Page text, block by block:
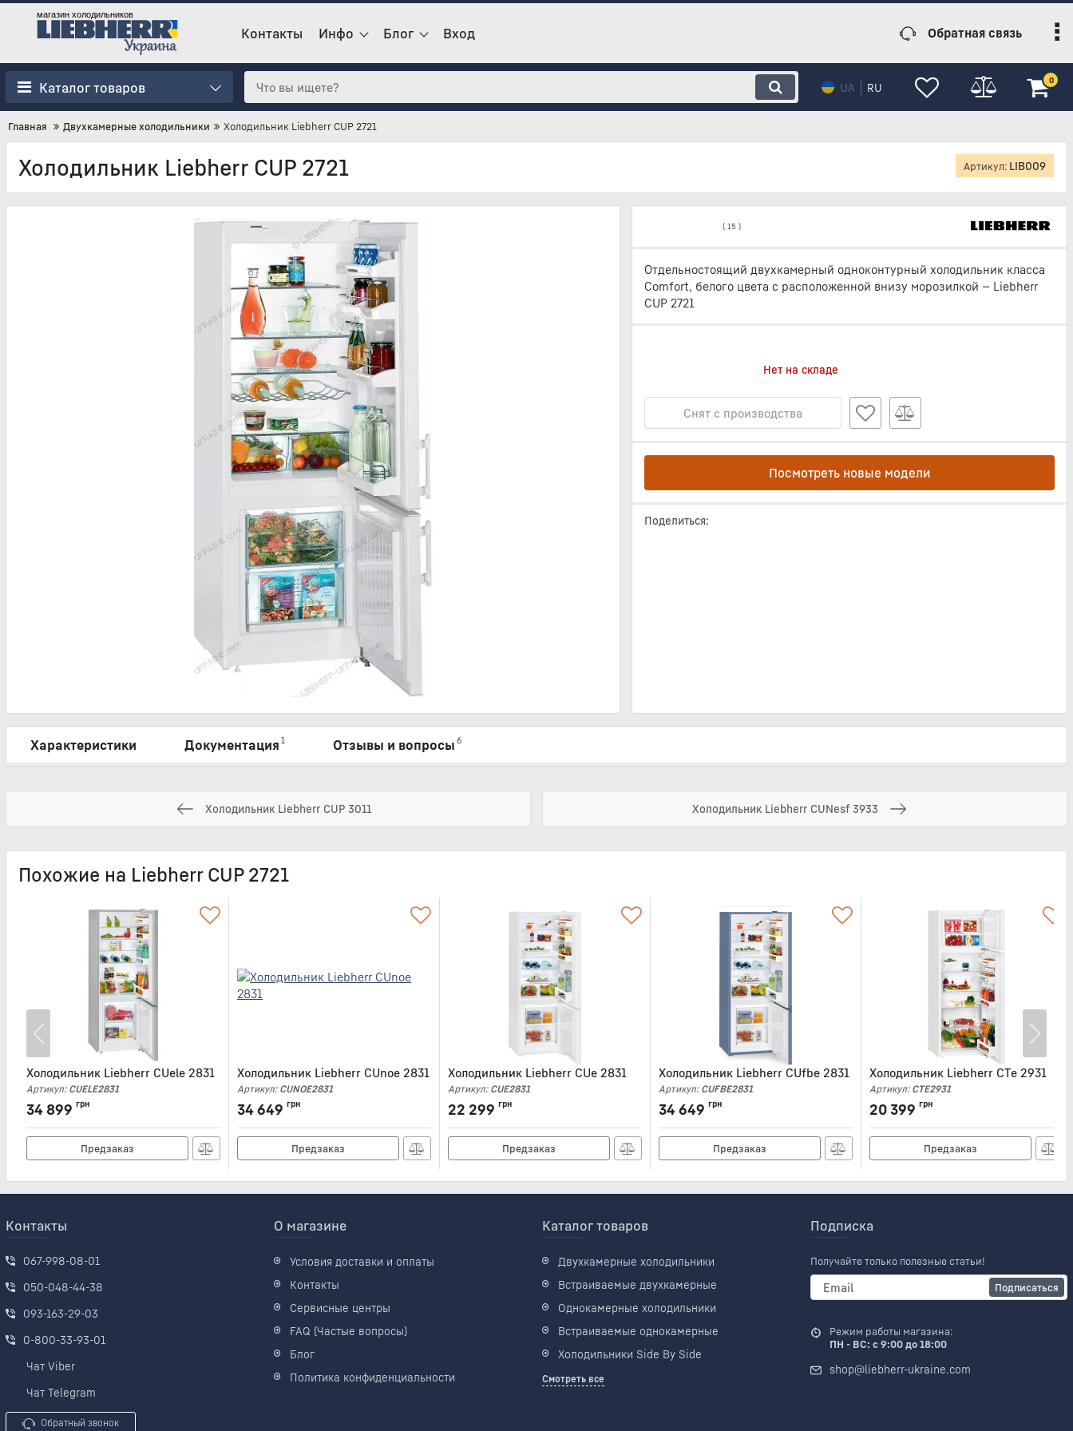
магазин холодильников
Контакты Инфо Блог Вход Обратная связь
Каталог товаров RU
UA
0
Главная Двухкамерные холодильники Холодильник Liebherr CUP 2721
Холодильник Liebherr CUP 2721 Артикул: LIB009
( 15 )
Отдельностоящий двухкамерный одноконтурный холодильник класса
Comfort, белого цвета с расположенной внизу морозилкой — Liebherr
CUP 2721
Нет на складе
Снят с производства
Посмотреть новые модели
Поделиться:
Характеристики Документация 1 Отзывы и вопросы 6
Холодильник Liebherr CUP 3011 Холодильник Liebherr CUNesf 3933
Похожие на Liebherr CUP 2721
Холодильник Liebherr CUele 2831
Артикул: CUELE2831
34 899 грн
Предзаказ
Холодильник Liebherr CUnoe 2831
Артикул: CUNOE2831
34 649 грн
Предзаказ
Холодильник Liebherr CUe 2831
Артикул: CUE2831
22 299 грн
Предзаказ
Холодильник Liebherr CUfbe 2831
Артикул: CUFBE2831
34 649 грн
Предзаказ
Холодильник Liebherr CTe 2931
Артикул: CTE2931
20 399 грн
Предзаказ
Контакты
067-998-08-01
050-048-44-38
093-163-29-03
0-800-33-93-01
Чат Viber
Чат Telegram
Обратный звонок
О магазине
Условия доставки и оплаты
Контакты
Сервисные центры
FAQ (Частые вопросы)
Блог
Политика конфиденциальности
Каталог товаров
Двухкамерные холодильники
Встраиваемые двухкамерные
Однокамерные холодильники
Встраиваемые однокамерные
Холодильники Side By Side
Смотреть все
Подписка
Получайте только полезные статьи!
Подписаться
Режим работы магазина:
ПН - ВС: с 9:00 до 18:00
shop@liebherr-ukraine.com